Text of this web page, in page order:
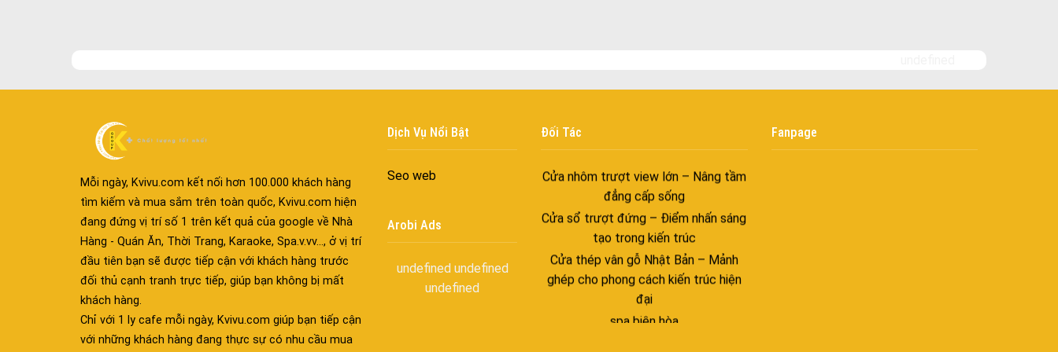
Mỗi ngày, Kvivu.com kết nối hơn 100.000 khách hàng
tìm kiếm và mua sắm trên toàn quốc, Kvivu.com hiện
đang đứng vị trí số 1 trên kết quả của google về Nhà
Hàng - Quán Ăn, Thời Trang, Karaoke, Spa.v.vv..., ở vị trí
đầu tiên bạn sẽ được tiếp cận với khách hàng trước
đối thủ cạnh tranh trực tiếp, giúp bạn không bị mất
khách hàng.
Chỉ với 1 ly cafe mỗi ngày, Kvivu.com giúp bạn tiếp cận
với những khách hàng đang thực sự có nhu cầu mua
Dịch Vụ Nổi Bật
Seo web
Arobi Ads
undefined undefined
undefined
Đối Tác
Cửa nhôm xếp trượt – Kết nối không
đẳng cấp sống
Cửa sổ trượt đứng – Điểm nhấn sáng
tạo trong kiến trúc
Cửa thép vân gỗ Nhật Bản – Mảnh
ghép cho phong cách kiến trúc hiện
đại
spa biên hòa
Fanpage